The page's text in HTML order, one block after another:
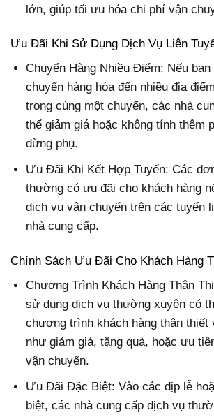
lớn, giúp tối ưu hóa chi phí vận
Ưu Đãi Khi Sử Dụng Dịch Vụ Liên
Chuyển Hàng Nhiều Điểm: Nếu
chuyển hàng hóa đến nhiều địa
trong cùng một chuyến, các nhà
thể giảm giá hoặc không tính thêm
dừng phụ.
Ưu Đãi Khi Kết Hợp Tuyến: Các
thường có ưu đãi cho khách hàng
dịch vụ vận chuyển trên các tuyến
nhà cung cấp.
Chính Sách Ưu Đãi Cho Khách Hàng
Chương Trình Khách Hàng Thân
sử dụng dịch vụ thường xuyên có
chương trình khách hàng thân thiết
như giảm giá, tặng quà, hoặc ưu
vận chuyển.
Ưu Đãi Đặc Biệt: Vào các dịp lễ
biệt, các nhà cung cấp dịch vụ